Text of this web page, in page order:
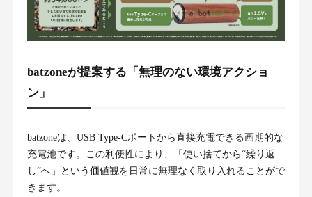
batzoneが提案する「無理のない環境アクショ
ン」
batzoneは、USB Type-Cポートから直接充電できる画期的な
充電池です。この利便性により、「使い捨てから“繰り返
し”へ」という価値観を日常に無理なく取り入れることがで
きます。